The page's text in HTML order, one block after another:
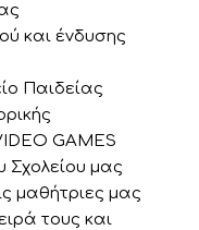
και ένδυσης
Παιδείας
GAMES
Σχολείου μας
μαθήτριες μας
τους και